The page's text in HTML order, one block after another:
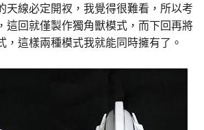
天線必定開衩，我覺得很難看，所以考
這回就僅製作獨角獸模式，而下回再將
，這樣兩種模式我就能同時擁有了。